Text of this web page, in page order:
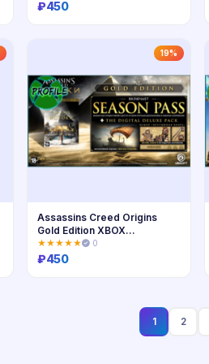
₽450
19%
Assassins Creed Origins
Gold Edition XBOX
ONE/Series
★★★★★ 0
₽450
1 2